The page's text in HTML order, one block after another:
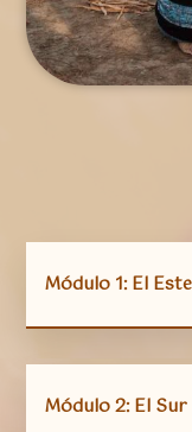
Módulo 1: El Este
Módulo 2: El Sur